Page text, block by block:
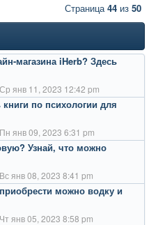
Страница 44 из 50
магазина iHerb? Здесь
Ср янв 11, 2023 12:42 pm
по психологии для
Пн янв 09, 2023 6:31 pm
Узнай, что можно
Вс янв 08, 2023 8:41 pm
можно водку и
Чт янв 05, 2023 8:58 pm